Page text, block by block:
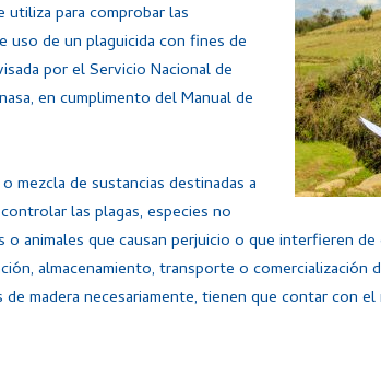
utiliza para comprobar las
uso de un plaguicida con fines de
por el Servicio Nacional de
en cumplimento del Manual de
mezcla de sustancias destinadas a
las plagas, especies no
o animales que causan perjuicio o que interfieren
almacenamiento, transporte o comercialización
madera necesariamente, tienen que contar con